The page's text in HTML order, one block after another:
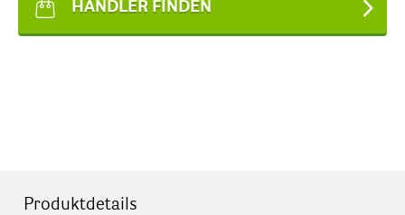
HÄNDLER FINDEN
Produktdetails